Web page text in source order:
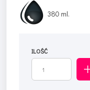
380 ml.
ILOŚĆ